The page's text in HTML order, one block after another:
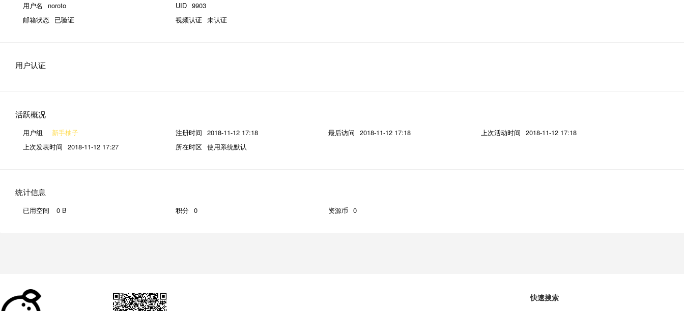
用户名 noroto UID 9903
邮箱状态 已验证 视频认证 未认证
用户认证
活跃概况
用户组 新手柚子 注册时间 2018-11-12 17:18 最后访问 2018-11-12 17:18 上次活动时间 2018-11-12 17:18
上次发表时间 2018-11-12 17:27 所在时区 使用系统默认
统计信息
已用空间 0 B 积分 0 资源币 0
快速搜索